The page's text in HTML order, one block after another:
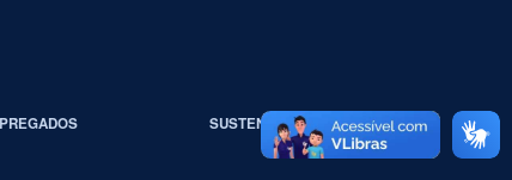
SUSTENTABILIDADE